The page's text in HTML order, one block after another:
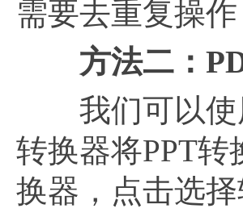
需要去重复操
方法二：
我们可以使用
转换器将PPT转
换器，点击选